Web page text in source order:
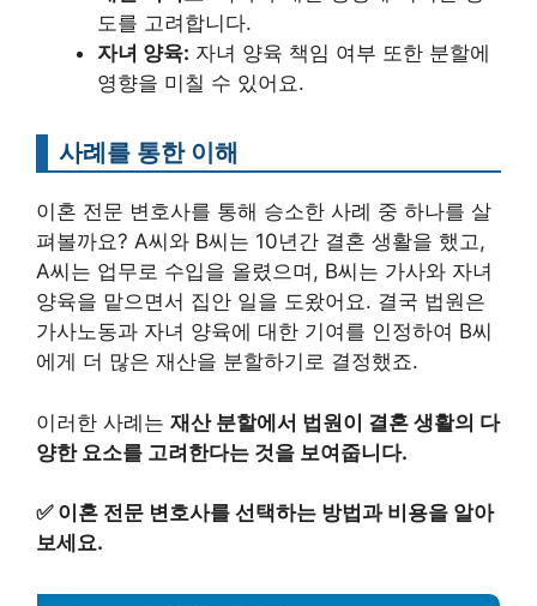
도를 고려합니다.
자녀 양육: 자녀 양육 책임 여부 또한 분할에
영향을 미칠 수 있어요.
사례를 통한 이해
이혼 전문 변호사를 통해 승소한 사례 중 하나를 살
펴볼까요? A씨와 B씨는 10년간 결혼 생활을 했고,
A씨는 업무로 수입을 올렸으며, B씨는 가사와 자녀
양육을 맡으면서 집안 일을 도왔어요. 결국 법원은
가사노동과 자녀 양육에 대한 기여를 인정하여 B씨
에게 더 많은 재산을 분할하기로 결정했죠.
이러한 사례는 재산 분할에서 법원이 결혼 생활의 다
양한 요소를 고려한다는 것을 보여줍니다.
✅ 이혼 전문 변호사를 선택하는 방법과 비용을 알아
보세요.